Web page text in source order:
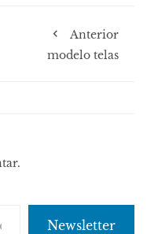
Anterior
modelo telas
Newsletter